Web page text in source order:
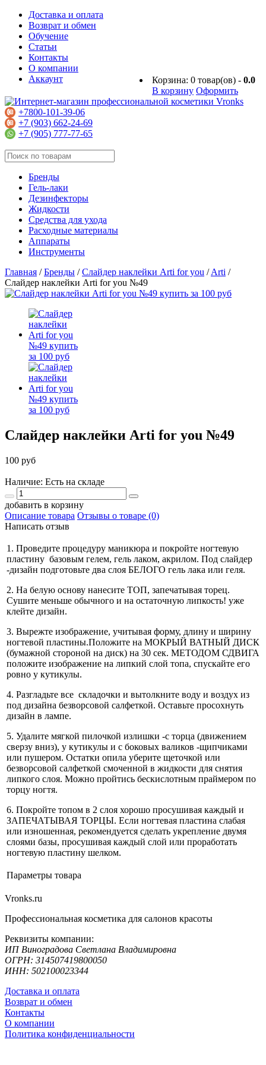
Доставка и оплата
Возврат и обмен
Обучение
Статьи
Контакты
О компании
Корзина: 0 товар(ов) - 0.0
В корзину Оформить
Аккаунт
+7800-101-39-06
+7 (903) 662-24-69
+7 (905) 777-77-65
Бренды
Гель-лаки
Дезинфекторы
Жидкости
Средства для ухода
Расходные материалы
Аппараты
Инструменты
Главная /Бренды /Слайдер наклейки Arti for you /Arti /
Слайдер наклейки Arti for you №49
Слайдер наклейки Arti for you №49
100 руб
Наличие: Есть на складе
добавить в корзину
Описание товара Отзывы о товаре (0)
Написать отзыв
1. Проведите процедуру маникюра и покройте ногтевую
пластину базовым гелем, гель лаком, акрилом. Под слайдер
-дизайн подготовьте два слоя БЕЛОГО гель лака или геля.
2. На белую основу нанесите ТОП, запечатывая торец.
Сушите меньше обычного и на остаточную липкость! уже
клейте дизайн.
3. Вырежте изображение, учитывая форму, длину и ширину
ногтевой пластины.Положите на МОКРЫЙ ВАТНЫЙ ДИСК
(бумажной стороной на диск) на 30 сек. МЕТОДОМ СДВИГА
положите изображение на липкий слой топа, спускайте его
ровно у кутикулы.
4. Разгладьте все складочки и вытолкните воду и воздух из
под дизайна безворсовой салфеткой. Оставьте просохнуть
дизайн в лампе.
5. Удалите мягкой пилочкой излишки -с торца (движением
сверзу вниз), у кутикулы и с боковых валиков -щипчиками
или пушером. Остатки опила уберите щеточкой или
безворсовой салфеткой смоченной в жидкости для снятия
липкого слоя. Можно пройтись бескислотным праймером по
торцу ногтя.
6. Покройте топом в 2 слоя хорошо просушивая каждый и
ЗАПЕЧАТЫВАЯ ТОРЦЫ. Если ногтевая пластина слабая
или изношенная, рекомендуется сделать укрепление двумя
слоями базы, просушивая каждый слой или проработать
ногтевую пластину шелком.
Параметры товара
Vronks.ru
Профессиональная косметика для салонов красоты
Реквизиты компании:
ИП Виноградова Светлана Владимировна
ОГРН: 314507419800050
ИНН: 502100023344
Доставка и оплата
Возврат и обмен
Контакты
О компании
Политика конфиденциальности